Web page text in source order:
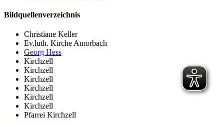
Bildquellenverzeichnis
Christiane Keller
Ev.luth. Kirche Amorbach
Georg Hess
Kirchzell
Kirchzell
Kirchzell
Kirchzell
Kirchzell
Kirchzell
Pfarrei Kirchzell